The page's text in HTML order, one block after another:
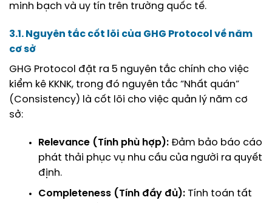
minh bạch và uy tín trên trường quốc tế.
3.1. Nguyên tắc cốt lõi của GHG Protocol về năm
cơ sở
GHG Protocol đặt ra 5 nguyên tắc chính cho việc
kiểm kê KKNK, trong đó nguyên tắc “Nhất quán”
(Consistency) là cốt lõi cho việc quản lý năm cơ
sở:
Relevance (Tính phù hợp): Đảm bảo báo cáo
phát thải phục vụ nhu cầu của người ra quyết
định.
Completeness (Tính đầy đủ): Tính toán tất